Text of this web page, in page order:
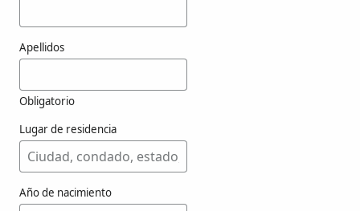
Apellidos
Obligatorio
Lugar de residencia
Año de nacimiento